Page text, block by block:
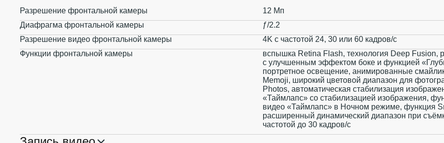
Разрешение фронтальной камеры
12 Мп
Диафрагма фронтальной камеры
ƒ/2.2
Разрешение видео фронтальной камеры
4K с частотой 24, 30 или 60 кадров/с
Функции фронтальной камеры
вспышка Retina Flash, технология Deep Fusion,
с улучшенным эффектом боке и функцией
портретное освещение, анимированные
Memoji, широкий цветовой диапазон для
Photos, автоматическая стабилизация
«Таймлапс» со стабилизацией изображения,
видео «Таймлапс» в Ночном режиме, функция
расширенный динамический диапазон при
частотой до 30 кадров/ с